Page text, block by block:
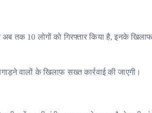
तक 10 लोगों को गिरफ्तार किया है, इनके
वालों के खिलाफ सख्त कार्रवाई की जाएगी।